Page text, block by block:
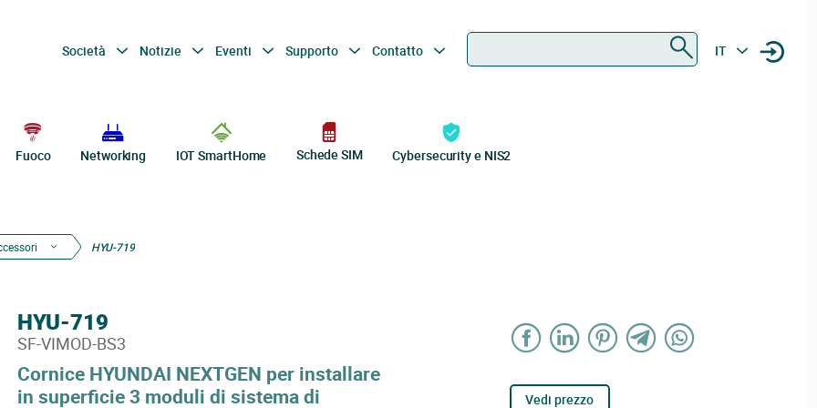
Società Notizie Eventi Supporto Contatto IT
Fuoco Networking IOT SmartHome Schede SIM Cybersecurity e NIS2
HYU-719
Cornice HYUNDAI NEXTGEN per installare
in superficie 3 moduli di sistema di
HYU-719
SF-VIMOD-BS3
Vedi prezzo